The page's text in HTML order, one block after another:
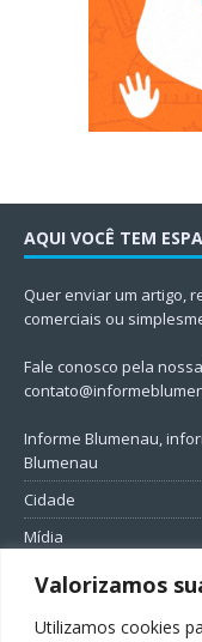
Valorizamos
Utilizamos cookies
AQUI VOCÊ TEM
Quer enviar um artigo,
comerciais ou
Fale conosco pela
Informe Blumenau,
Blumenau
Cidade
Mídia
Entretenimento